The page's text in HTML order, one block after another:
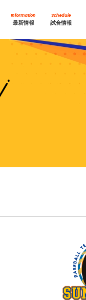
Information
最新情報
Schedule
試合情報